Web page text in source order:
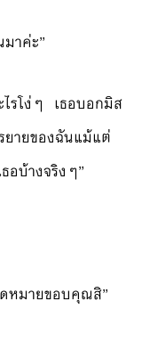
าค่ะ”
ไรโง่ๆ เธอบอกมิส
ยายของฉันแม้แต่
อบ้างจริงๆ”
หมายขอบคุณสิ”